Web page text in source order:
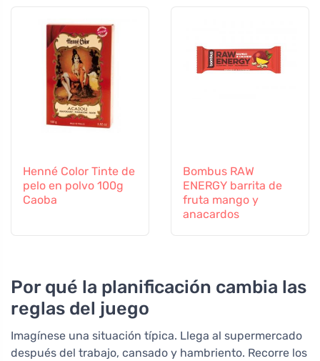
Henné Color Tinte de
pelo en polvo 100g
Caoba
Bombus RAW
ENERGY barrita de
fruta mango y
anacardos
Por qué la planificación cambia las
reglas del juego
Imagínese una situación típica. Llega al supermercado
después del trabajo, cansado y hambriento. Recorre los